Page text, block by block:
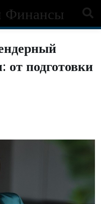
Финансы
от подготовки